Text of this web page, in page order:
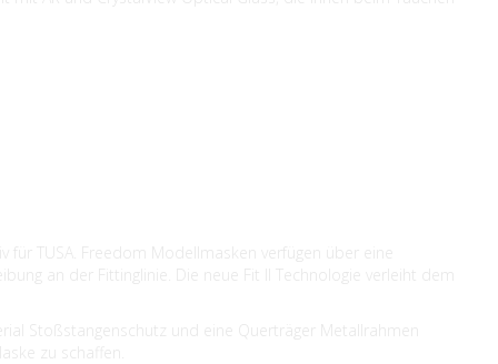
TUSA. Freedom Modellmasken verfügen über eine
an der Fittinglinie. Die neue Fit II Technologie verleiht dem
Stoßstangenschutz und eine Querträger Metallrahmen
zu schaffen.